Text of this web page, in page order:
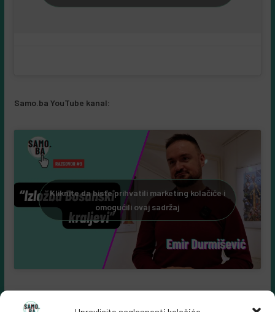
Samo.ba YouTube kanal:
Kliknite da biste prihvatili marketing kolačiće i
omogućili ovaj sadržaj